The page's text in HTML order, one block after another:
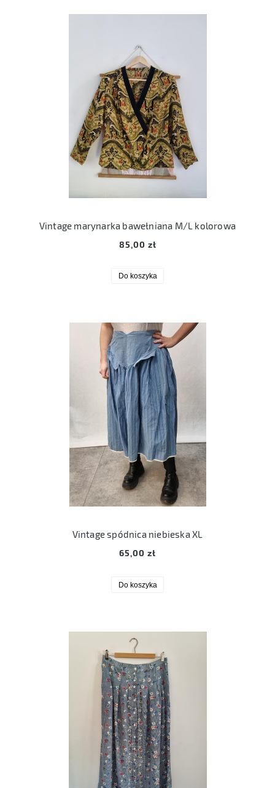
Vintage marynarka bawełniana M/L kolorowa
85,00 zł
Do koszyka
Vintage spódnica niebieska XL
65,00 zł
Do koszyka